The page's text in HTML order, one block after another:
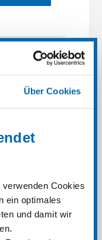
Über Cookies
Cookies
ein optimales
und damit wir